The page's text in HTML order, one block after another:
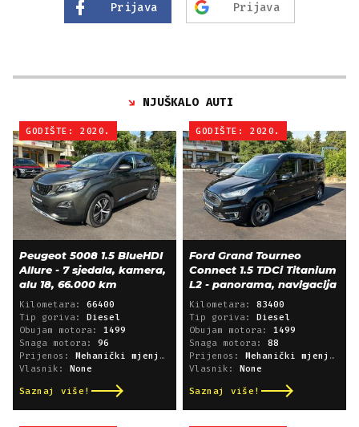
Prijava Prijava
NJUŠKALO AUTI
GODIŠTE: 2020.
Peugeot 5008 1.5 BlueHDI
Allure - 7 sjedala, kamera,
alu 18, 66.000 km
Kilometara: 66400
Tip goriva:
Diesel
Obujam motora: 1499
Snaga motora: 96
Prijenos:
Mehanički mjenjač
Vlasnik:
None
Saznaj više!
GODIŠTE: 2020.
Ford Grand Tourneo
Connect 1.5 TDCi Titanium
L2 - panorama, navigacija
Kilometara: 83400
Tip goriva:
Diesel
Obujam motora: 1499
Snaga motora: 88
Prijenos:
Mehanički mjenjač
Vlasnik:
None
Saznaj više!